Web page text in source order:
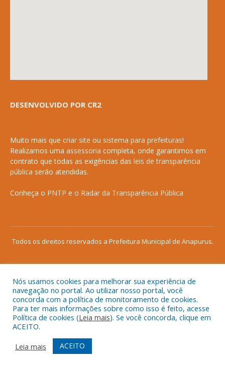
DESENVOLVIDO POR CR2
Muito mais que criar site ou sistema para prefeituras!
Realizamos uma assessoria completa, onde garantimos em
contrato que todas as exigências das leis de transparência
pública serão atendidas.
Conheça o PNTP e o Radar da Transparência Pública
Todos os direitos reservados a Prefeitura Municipal de Anapurus.
Mapa do Site
Acessar Área Administrativa
Acessar o Webmail
Nós usamos cookies para melhorar sua experiência de
navegação no portal. Ao utilizar nosso portal, você
concorda com a política de monitoramento de cookies.
Para ter mais informações sobre como isso é feito, acesse
Política de cookies (Leia mais). Se você concorda, clique em
ACEITO.
Leia mais
ACEITO